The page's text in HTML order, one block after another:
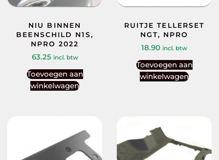
NIU BINNEN
BEENSCHILD N1S,
NPRO 2022
63.25 incl. btw
Toevoegen aan
winkelwagen
RUITJE TELLERSET
NGT, NPRO
18.90 incl. btw
Toevoegen aan
winkelwagen